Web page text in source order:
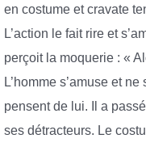
en costume et cravate
L’action le fait rire et
perçoit la moquerie : «
L’homme s’amuse et
pensent de lui. Il a
ses détracteurs. Le